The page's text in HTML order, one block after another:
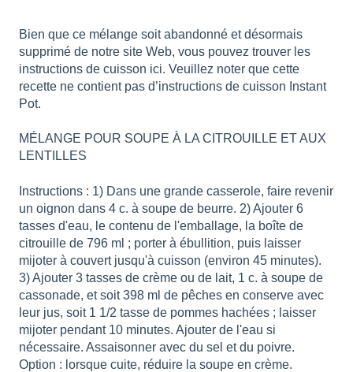
Bien que ce mélange soit abandonné et désormais
supprimé de notre site Web, vous pouvez trouver les
instructions de cuisson ici. Veuillez noter que cette
recette ne contient pas d’instructions de cuisson Instant
Pot.
MÉLANGE POUR SOUPE À LA CITROUILLE ET AUX
LENTILLES
Instructions : 1) Dans une grande casserole, faire revenir
un oignon dans 4 c. à soupe de beurre. 2) Ajouter 6
tasses d'eau, le contenu de l'emballage, la boîte de
citrouille de 796 ml ; porter à ébullition, puis laisser
mijoter à couvert jusqu'à cuisson (environ 45 minutes).
3) Ajouter 3 tasses de crème ou de lait, 1 c. à soupe de
cassonade, et soit 398 ml de pêches en conserve avec
leur jus, soit 1 1/2 tasse de pommes hachées ; laisser
mijoter pendant 10 minutes. Ajouter de l'eau si
nécessaire. Assaisonner avec du sel et du poivre.
Option : lorsque cuite, réduire la soupe en crème.